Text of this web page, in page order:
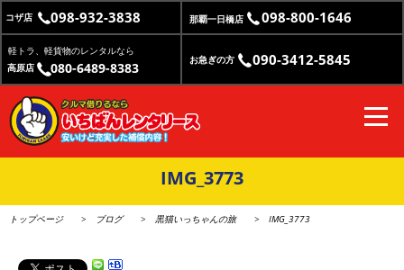
コザ店 098-932-3838 那覇一日橋店 098-800-1646
軽トラ、軽貨物のレンタルなら
高原店
080-6489-8383 お急ぎの方 090-3412-5845
IMG_3773
トップページ ブログ 黒猫いっちゃんの旅 IMG_3773